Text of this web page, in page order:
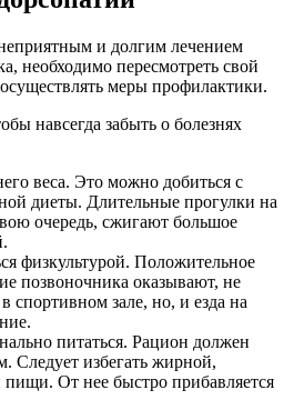
и долгим лечением
необходимо пересмотреть свой
меры профилактики.
навсегда забыть о болезнях
веса. Это можно добиться с
диеты. Длительные прогулки на
очередь, сжигают большое
физкультурой. Положительное
позвоночника оказывают, не
спортивном зале, но, и езда на
питаться. Рацион должен
Следует избегать жирной,
пищи. От нее быстро прибавляется